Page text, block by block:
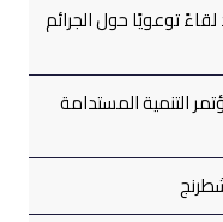
توعويًا حول الجرائم
التنمية المستدامة